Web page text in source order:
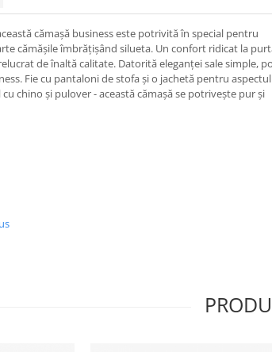
cămașă business este potrivită în special pentru
cămășile îmbrățișând silueta. Un confort ridicat la
de înaltă calitate. Datorită eleganței sale simple,
Fie cu pantaloni de stofa și o jachetă pentru aspectul
chino și pulover - această cămașă se potrivește pur și